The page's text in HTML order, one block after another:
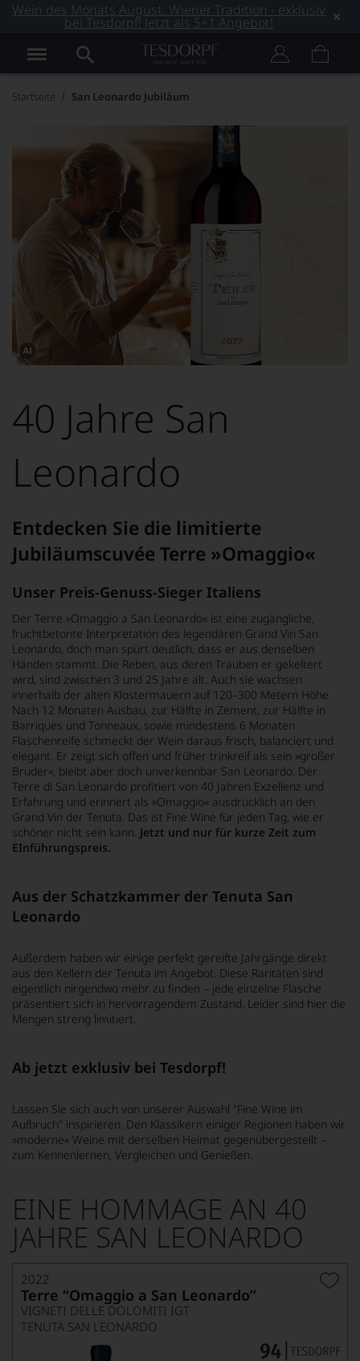
Wein des Monats August: Wiener Tradition - exklusiv
bei Tesdorpf! Jetzt als 5+1 Angebot!
Startseite San Leonardo Jubiläum
Dieses
mithilfe
von
KI
verändert.
40 Jahre San
Leonardo
Entdecken Sie die limitierte
Jubiläumscuvée Terre »Omaggio«
Unser Preis-Genuss-Sieger Italiens
Der Terre »Omaggio a San Leonardo« ist eine zugängliche,
fruchtbetonte Interpretation des legendären Grand Vin San
Leonardo, doch man spürt deutlich, dass er aus denselben
Händen stammt. Die Reben, aus deren Trauben er gekeltert
wird, sind zwischen 3 und 25 Jahre alt. Auch sie wachsen
innerhalb der alten Klostermauern auf 120–300 Metern Höhe.
Nach 12 Monaten Ausbau, zur Hälfte in Zement, zur Hälfte in
Barriques und Tonneaux, sowie mindestens 6 Monaten
Flaschenreife schmeckt der Wein daraus frisch, balanciert und
elegant. Er zeigt sich offen und früher trinkreif als sein »großer
Bruder«, bleibt aber doch unverkennbar San Leonardo. Der
Terre di San Leonardo profitiert von 40 Jahren Exzellenz und
Erfahrung und erinnert als »Omaggio« ausdrücklich an den
Grand Vin der Tenuta. Das ist Fine Wine für jeden Tag, wie er
schöner nicht sein kann. Jetzt und nur für kurze Zeit zum
EInführungspreis.
Aus der Schatzkammer der Tenuta San
Leonardo
Außerdem haben wir einige perfekt gereifte Jahrgänge direkt
aus den Kellern der Tenuta im Angebot. Diese Raritäten sind
eigentlich nirgendwo mehr zu finden – jede einzelne Flasche
präsentiert sich in hervorragendem Zustand. Leider sind hier die
Mengen streng limitiert.
Ab jetzt exklusiv bei Tesdorpf!
Lassen Sie sich auch von unserer Auswahl "Fine Wine im
Aufbruch" inspirieren. Den Klassikern einiger Regionen haben wir
»moderne« Weine mit derselben Heimat gegenübergestellt –
zum Kennenlernen, Vergleichen und Genießen.
EINE HOMMAGE AN 40
JAHRE SAN LEONARDO
2022
Terre “Omaggio a San Leonardo”
VIGNETI DELLE DOLOMITI IGT
TENUTA SAN LEONARDO